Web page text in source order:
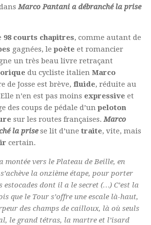
Marco Pantani a débranché la prise
98 courts chapitres, comme autant de
gagnées, le poète et romancier
un très beau livre retraçant
du cycliste italien Marco
de Josse est brève, fluide, réduite au
n’en est pas moins expressive et
des coups de pédale d’un peloton
sur les routes françaises.Marco
la prisese lit d’une traite, vite, mais
certain.
vers le Plateau de Beille, en
la onzième étape, pour porter
estocades dont il a le secret (…) C’est la
que le Tour s’offre une escale là-haut,
des champs de cailloux, là où seuls
le grand tétras, la martre et l’isard